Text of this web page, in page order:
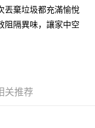
先享後付手機驗證視
丟棄垃圾都充滿愉悅
阻隔異味，讓家中空
关推荐